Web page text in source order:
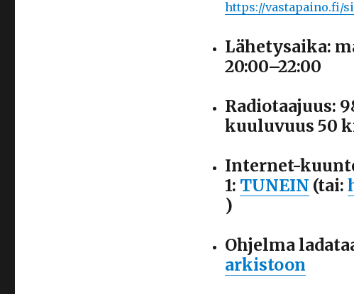
https://vastapaino.fi/
Lähetysaika:
20:00–22:00
Radiotaajuus:
kuuluvuus 50
Internet-
1: TUNEIN (tai:
)
Ohjelma
arkistoon